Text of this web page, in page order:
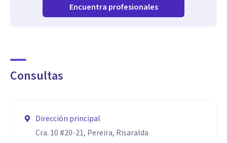
Encuentra profesionales
Consultas
Dirección principal
Cra. 10 #20-21, Pereira, Risaralda